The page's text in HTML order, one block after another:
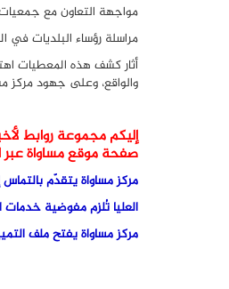
مواجهة التعاون مع
مراسلة رؤساء البلديات
أثار كشف هذه المعطيات
والواقع، وعلى جهود مركز
إليكم مجموعة روابط
صفحة موقع مساواة عبر
مركز مساواة يتقدّم
العليا تُلزم مفوضية خدمات الدولة حتى 9.6 للرد على التماس مركز
مركز مساواة يفتح ملف